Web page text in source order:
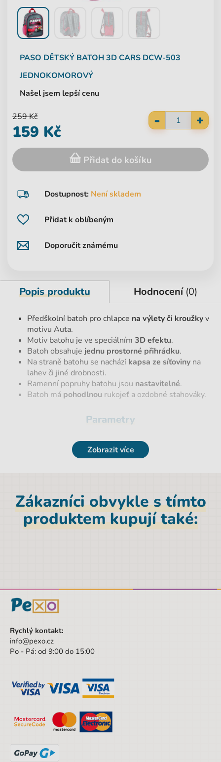
PASO DĚTSKÝ BATOH 3D CARS DCW-503
JEDNOKOMOROVÝ
Našel jsem lepší cenu
Přidat k oblíbeným
Doporučit známému
Dostupnost: Není skladem
- +
259 Kč
159 Kč
Přidat do košíku
Popis produktu Hodnocení (0)
Předškolní batoh pro chlapce na výlety či kroužkyv
motivu Auta.
Motiv batohu je ve speciálním 3D efektu.
Batoh obsahuje jednu prostorné přihrádku.
Na straně batohu se nachází kapsa ze síťoviny na
lahev či jiné drobnosti.
Ramenní popruhy batohu jsou nastavitelné.
Batoh má pohodlnou rukojeť a ozdobné stahováky.
Parametry
Materiál
Polyester
Značka
Paso
Materiál
Polyester
Druh
Hloubka
Výška
Výška obalu
Hloubka obalu
Věk od
Sada/Sety/Balíčky
Zobrazit více
Zákazníci obvykle s tímto
produktem kupují také:
Rychlý kontakt:
info@pexo.cz
Po - Pá: od 9:00 do 15:00